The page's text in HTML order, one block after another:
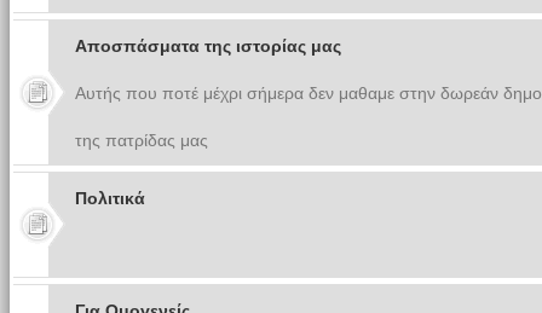
Αποσπάσματα της ιστορίας μας
Αυτής που ποτέ μέχρι σήμερα δεν μαθαμε στην δωρεάν
της πατρίδας μας
Πολιτικά